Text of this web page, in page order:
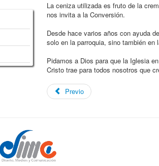
La ceniza utilizada es fruto de la
nos invita a la Conversión.
Desde hace varios años con ayuda
solo en la parroquia, sino también
Pidamos a Dios para que la Iglesia
Cristo trae para todos nosotros que
Previo